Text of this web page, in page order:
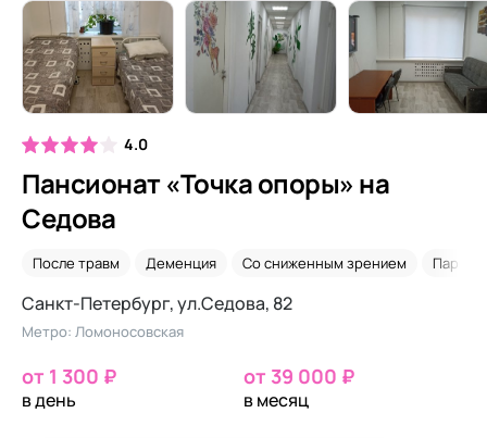
4.0
Пансионат «Точка опоры» на
Седова
После травм Деменция Со сниженным зрением
Санкт-Петербург, ул.Седова, 82
Метро: Ломоносовская
от 1 300 ₽
в день
от 39 000 ₽
в месяц